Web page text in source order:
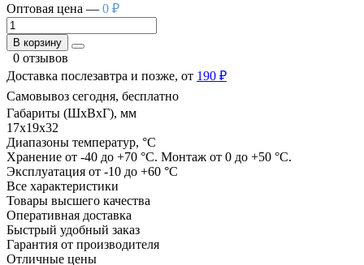
Оптовая цена — 0 ₽
В корзину
0 отзывов
Доставка послезавтра и позже, от 190 ₽
Самовывоз сегодня, бесплатно
Габариты (ШхВхГ), мм
17х19х32
Диапазоны температур, °C
Хранение от -40 до +70 °C. Монтаж от 0 до +50 °C.
Эксплуатация от -10 до +60 °C
Все характеристики
Товары высшего качества
Оперативная доставка
Быстрый удобный заказ
Гарантия от производителя
Отличные цены